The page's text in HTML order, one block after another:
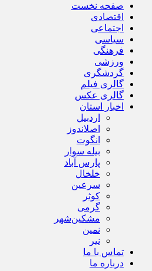
صفحه نخست
اقتصادی
اجتماعی
سیاسی
فرهنگی
ورزشی
گردشگری
گالری فیلم
گالری عکس
اخبار استان
اردبیل
اصلاندوز
انگوت
بیله سوار
پارس آباد
خلخال
سرعین
کوثر
گرمی
مشکین‌شهر
نمین
نیر
تماس با ما
درباره ما